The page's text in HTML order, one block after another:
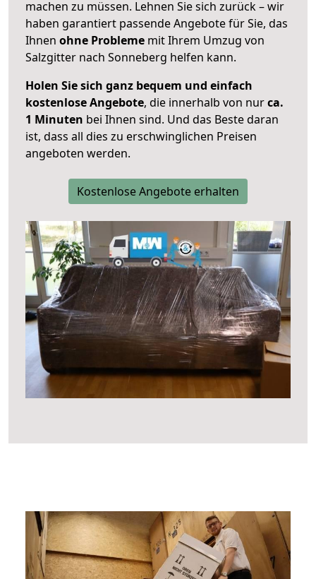
machen zu müssen. Lehnen Sie sich zurück – wir
haben garantiert passende Angebote für Sie, das
Ihnen ohne Probleme mit Ihrem Umzug von
Salzgitter nach Sonneberg helfen kann.
Holen Sie sich ganz bequem und einfach
kostenlose Angebote, die innerhalb von nurca.
1 Minuten bei Ihnen sind. Und das Beste daran
ist, dass all dies zu erschwinglichen Preisen
angeboten werden.
Kostenlose Angebote erhalten